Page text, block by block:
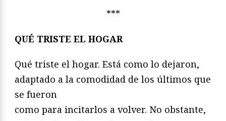
***
QUÉ TRISTE EL HOGAR
Qué triste el hogar. Está como lo dejaron,
adaptado a la comodidad de los últimos que
se fueron
como para incitarlos a volver. No obstante,